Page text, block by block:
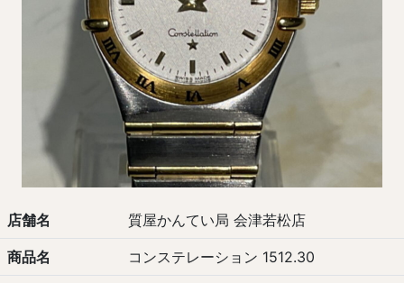
店舗名 質屋かんてい局 会津若松店
商品名 コンステレーション 1512.30